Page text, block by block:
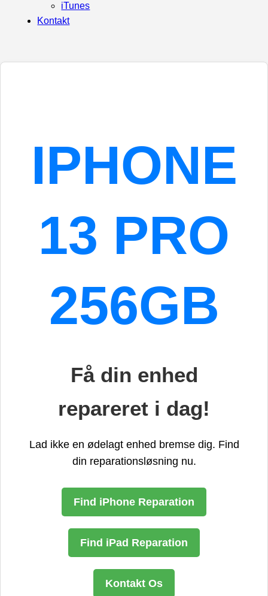
iTunes
Kontakt
IPHONE
13 PRO
256GB
Få din enhed
repareret i dag!
Lad ikke en ødelagt enhed bremse dig. Find
din reparationsløsning nu.
Find iPhone Reparation
Find iPad Reparation
Kontakt Os